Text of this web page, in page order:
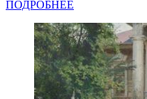
ПОДРОБНЕЕ